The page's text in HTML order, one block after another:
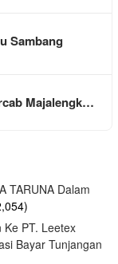
Sambang
Majalengk…
TARUNA Dalam
PT. Leetex
Bayar Tunjangan